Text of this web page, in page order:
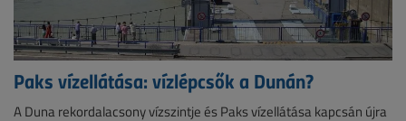
Paks vízellátása: vízlépcsők a Dunán?
A Duna rekordalacsony vízszintje és Paks vízellátása kapcsán újra